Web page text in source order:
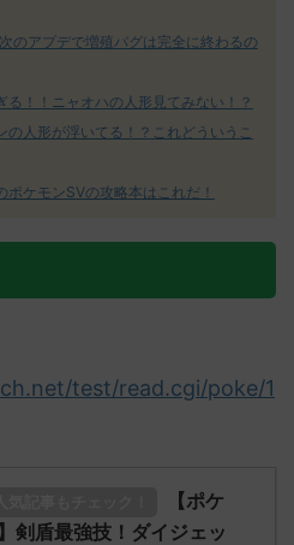
のアプデで増殖バグは完全に終わるの
る！！ニャオハの人形見てみない！？
の人形が浮いてる！？これどういうこ
ポケモンSVの攻略本はこれだ！
test/read.cgi/poke/1
【ポケ
剣盾最強技！ダイジェッ